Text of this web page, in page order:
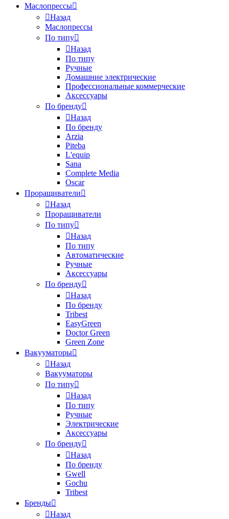
Маслопрессы
Назад
Маслопрессы
По типу
Назад
По типу
Ручные
Домашние электрические
Профессиональные коммерческие
Аксессуары
По бренду
Назад
По бренду
Arzia
Piteba
L'equip
Sana
Complete Media
Oscar
Проращиватели
Назад
Проращиватели
По типу
Назад
По типу
Автоматические
Ручные
Аксессуары
По бренду
Назад
По бренду
Tribest
EasyGreen
Doctor Green
Green Zone
Вакууматоры
Назад
Вакууматоры
По типу
Назад
По типу
Ручные
Электрические
Аксессуары
По бренду
Назад
По бренду
Gwell
Gochu
Tribest
Бренды
Назад